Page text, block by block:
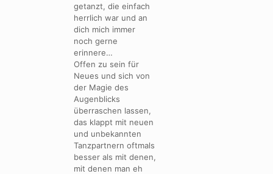
getanzt, die einfach
herrlich war und an
dich mich immer
noch gerne
erinnere…
Offen zu sein für
Neues und sich von
der Magie des
Augenblicks
überraschen lassen,
das klappt mit neuen
und unbekannten
Tanzpartnern oftmals
besser als mit denen,
mit denen man eh